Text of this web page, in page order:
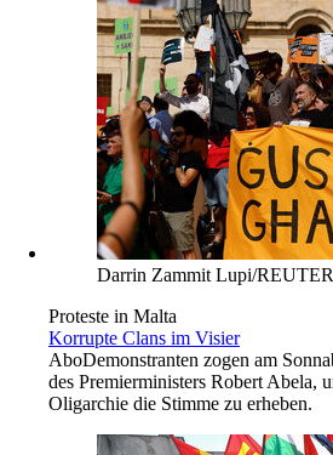
Darrin Zammit Lupi/
Proteste in Malta
Korrupte Clans im Visier
AboDemonstranten zogen am
des Premierministers Robert Abela,
Oligarchie die Stimme zu erheben.